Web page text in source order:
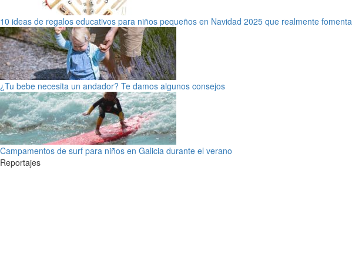
10 ideas de regalos educativos para niños pequeños en Navidad 2025 que realmente
¿Tu bebe necesita un andador? Te damos algunos consejos
Campamentos de surf para niños en Galicia durante el verano
Reportajes